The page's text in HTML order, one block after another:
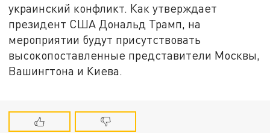
украинский конфликт. Как утверждает
президент США Дональд Трамп, на
мероприятии будут присутствовать
высокопоставленные представители Москвы,
Вашингтона и Киева.